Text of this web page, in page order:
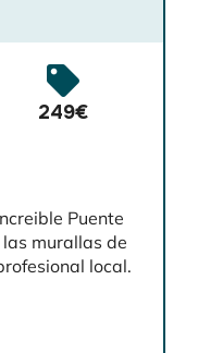
249€
Puente
murallas de
local.